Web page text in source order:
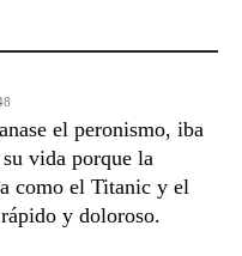
el peronismo, iba
vida porque la
como el Titanic y el
y doloroso.